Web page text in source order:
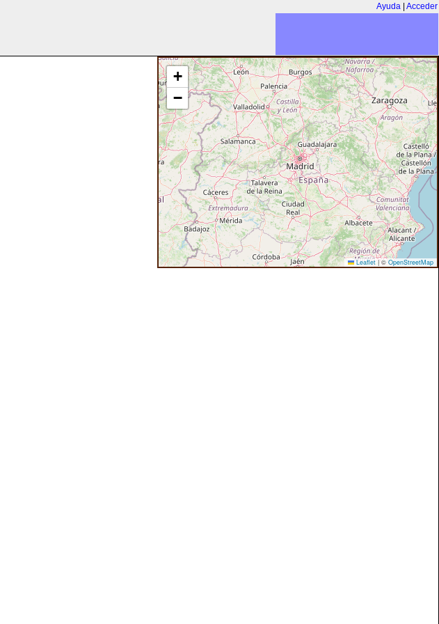
Ayuda Acceder
+
−
Leaflet | © OpenStreetMap